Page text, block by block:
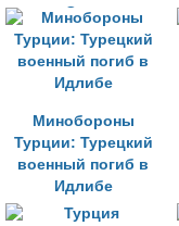
в Сирии
Минобороны
Турции: Турецкий
военный погиб в
Идлибе